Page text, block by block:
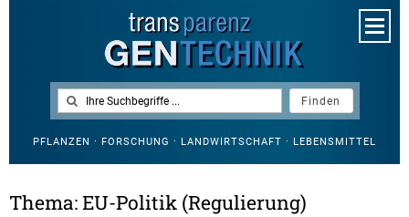
PFLANZEN · FORSCHUNG · LANDWIRTSCHAFT · LEBENSMITTEL
Thema: EU-Politik (Regulierung)